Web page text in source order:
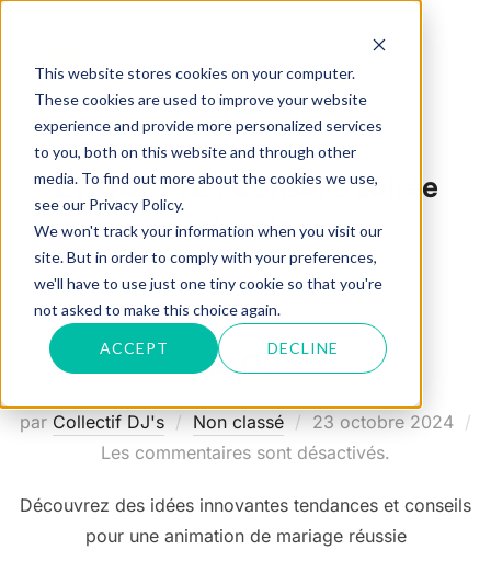
This website stores cookies on your computer.
These cookies are used to improve your website
experience and provide more personalized services
to you, both on this website and through other
media. To find out more about the cookies we use,
see our Privacy Policy.
We won't track your information when you visit our
site. But in order to comply with your preferences,
we'll have to use just one tiny cookie so that you're
not asked to make this choice again.
ACCEPT DECLINE
contenu
Rechercher :
ÉTIQUETTE :Conseils soirée
réussie
BLOG
par Collectif DJ's Non classé
Publié
le
23 octobre 2024
Les commentaires sont désactivés.
Découvrez des idées innovantes tendances et conseils
pour une animation de mariage réussie